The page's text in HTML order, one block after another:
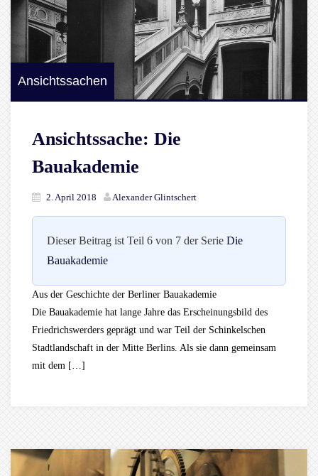
Ansichtssachen
Ansichtssache: Die
Bauakademie
2. April 2018 Alexander Glintschert
Dieser Beitrag ist Teil 6 von 7 der Serie Die
Bauakademie
Aus der Geschichte der Berliner Bauakademie
Die Bauakademie hat lange Jahre das Erscheinungsbild des
Friedrichswerders geprägt und war Teil der Schinkelschen
Stadtlandschaft in der Mitte Berlins. Als sie dann gemeinsam
mit dem […]